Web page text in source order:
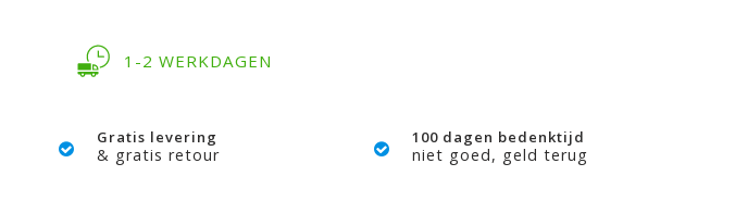
1-2 WERKDAGEN
Gratis levering
& gratis retour
100 dagen bedenktijd
niet goed, geld terug